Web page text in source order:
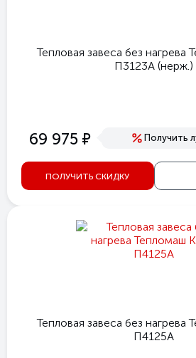
Тепловая завеса без
П3123A (нерж.)
69 975 е Получить
ПОЛУЧИТЬ СКИДКУ
Тепловая завеса без
П4125A